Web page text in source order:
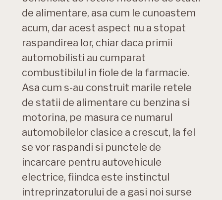
de alimentare, asa cum le cunoastem
acum, dar acest aspect nu a stopat
raspandirea lor, chiar daca primii
automobilisti au cumparat
combustibilul in fiole de la farmacie.
Asa cum s-au construit marile retele
de statii de alimentare cu benzina si
motorina, pe masura ce numarul
automobilelor clasice a crescut, la fel
se vor raspandi si punctele de
incarcare pentru autovehicule
electrice, fiindca este instinctul
intreprinzatorului de a gasi noi surse